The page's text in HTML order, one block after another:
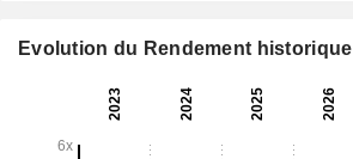
Evolution du Rendement historique